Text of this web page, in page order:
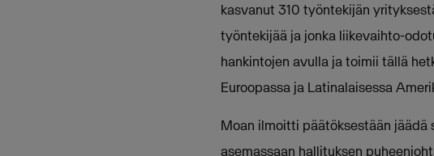
kasvanut 310 työntekijän
työntekijää ja jonka liikevaihto-
hankintojen avulla ja toimii tällä
Euroopassa ja Latinalaisessa
Moan ilmoitti päätöksestään
asemassaan hallituksen